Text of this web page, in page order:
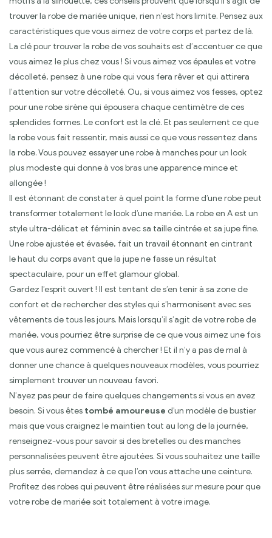
trouver la robe de mariée unique, rien n’est hors limite. Pensez aux
caractéristiques que vous aimez de votre corps et partez de là.
La clé pour trouver la robe de vos souhaits est d’accentuer ce que
vous aimez le plus chez vous ! Si vous aimez vos épaules et votre
décolleté, pensez à une robe qui vous fera rêver et qui attirera
l’attention sur votre décolleté. Ou, si vous aimez vos fesses, optez
pour une robe sirène qui épousera chaque centimètre de ces
splendides formes. Le confort est la clé. Et pas seulement ce que
la robe vous fait ressentir, mais aussi ce que vous ressentez dans
la robe. Vous pouvez essayer une robe à manches pour un look
plus modeste qui donne à vos bras une apparence mince et
allongée !
Il est étonnant de constater à quel point la forme d’une robe peut
transformer totalement le look d’une mariée. La robe en A est un
style ultra-délicat et féminin avec sa taille cintrée et sa jupe fine.
Une robe ajustée et évasée, fait un travail étonnant en cintrant
le haut du corps avant que la jupe ne fasse un résultat
spectaculaire, pour un effet glamour global.
Gardez l’esprit ouvert ! Il est tentant de s’en tenir à sa zone de
confort et de rechercher des styles qui s’harmonisent avec ses
vêtements de tous les jours. Mais lorsqu’il s’agit de votre robe de
mariée, vous pourriez être surprise de ce que vous aimez une fois
que vous aurez commencé à chercher ! Et il n’y a pas de mal à
donner une chance à quelques nouveaux modèles, vous pourriez
simplement trouver un nouveau favori.
N’ayez pas peur de faire quelques changements si vous en avez
besoin. Si vous êtes tombé amoureuse d’un modèle de bustier
mais que vous craignez le maintien tout au long de la journée,
renseignez-vous pour savoir si des bretelles ou des manches
personnalisées peuvent être ajoutées. Si vous souhaitez une taille
plus serrée, demandez à ce que l’on vous attache une ceinture.
Profitez des robes qui peuvent être réalisées sur mesure pour que
votre robe de mariée soit totalement à votre image.